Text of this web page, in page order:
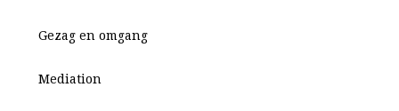
Gezag en omgang
Mediation